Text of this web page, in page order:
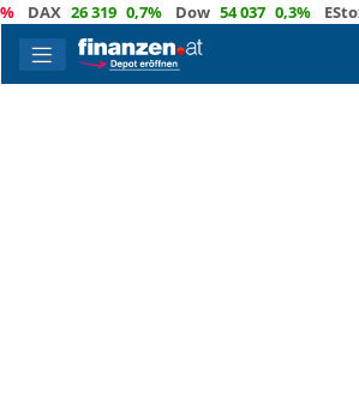
26 319 0,7% Dow 54 037 0,3% EStoxx50